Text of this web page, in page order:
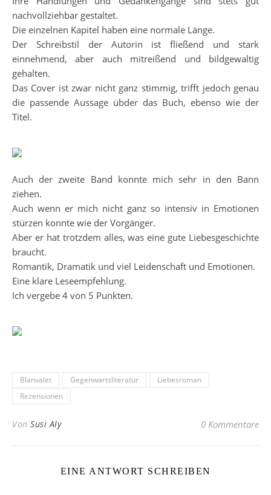
nachvollziehbar gestaltet.
Die einzelnen Kapitel haben eine normale Länge.
Der Schreibstil der Autorin ist fließend und stark
einnehmend, aber auch mitreißend und bildgewaltig
gehalten.
Das Cover ist zwar nicht ganz stimmig, trifft jedoch genau
die passende Aussage übder das Buch, ebenso wie der
Titel.
Auch der zweite Band konnte mich sehr in den Bann
ziehen.
Auch wenn er mich nicht ganz so intensiv in Emotionen
stürzen konnte wie der Vorgänger.
Aber er hat trotzdem alles, was eine gute Liebesgeschichte
braucht.
Romantik, Dramatik und viel Leidenschaft und Emotionen.
Eine klare Leseempfehlung.
Ich vergebe 4 von 5 Punkten.
Blanvalet Gegenwartsliteratur
Liebesroman
Rezensionen
Von Susi Aly 0 Kommentare
EINE ANTWORT SCHREIBEN